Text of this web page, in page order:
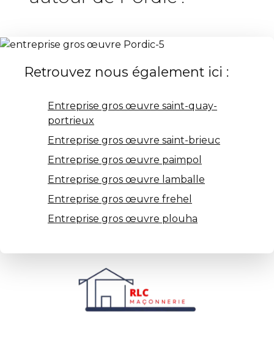
Retrouvez nous également ici :
Entreprise gros œuvre saint-quay-
portrieux
Entreprise gros œuvre saint-brieuc
Entreprise gros œuvre paimpol
Entreprise gros œuvre lamballe
Entreprise gros œuvre frehel
Entreprise gros œuvre plouha